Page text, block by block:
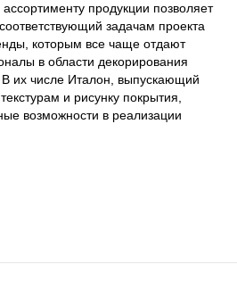
продукции позволяет
задачам проекта
которым все чаще отдают
в области декорирования
В их числе Италон, выпускающий
и рисунку покрытия,
возможности в реализации